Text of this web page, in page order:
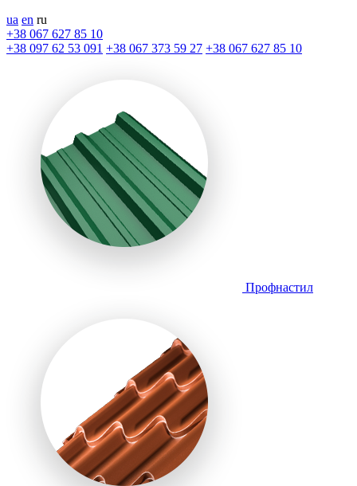
ua en ru
+38 067 627 85 10
+38 097 62 53 091 +38 067 373 59 27 +38 067 627 85 10
Профнастил